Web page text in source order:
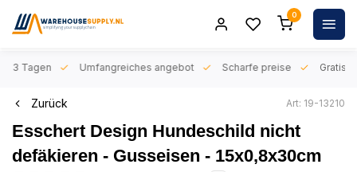
0
3 Tagen Umfangreiches angebot Scharfe preise Gratis
Zurück Art: 19-13210
Esschert Design Hundeschild nicht
defäkieren - Gusseisen - 15x0,8x30cm